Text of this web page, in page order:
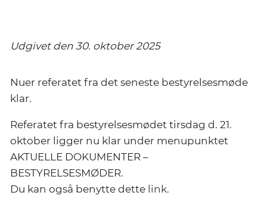
Udgivet den 30. oktober 2025
Nuer referatet fra det seneste bestyrelsesmøde
klar.
Referatet fra bestyrelsesmødet tirsdag d. 21.
oktober ligger nu klar under menupunktet
AKTUELLE DOKUMENTER –
BESTYRELSESMØDER.
Du kan også benytte dette link.